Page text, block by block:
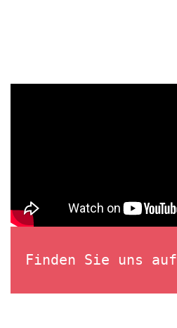
Finden Sie uns auf